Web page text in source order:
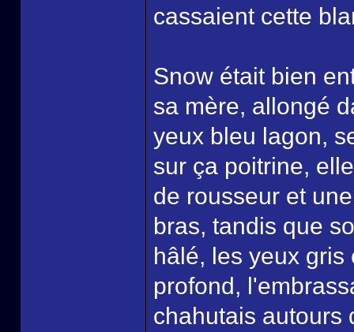
cassaient cette
Snow était bien
sa mère, allongé
yeux bleu lagon,
sur ça poitrine,
de rousseur et
bras, tandis que
hâlé, les yeux
profond,
chahutais autours